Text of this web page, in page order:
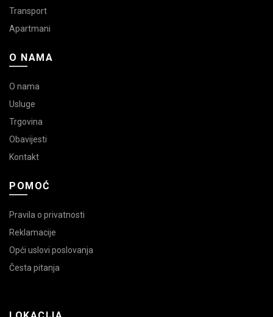
Transport
Apartmani
O NAMA
O nama
Usluge
Trgovina
Obavijesti
Kontakt
POMOĆ
Pravila o privatnosti
Reklamacije
Opći uslovi poslovanja
Česta pitanja